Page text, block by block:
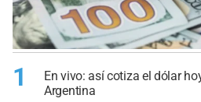
1
En vivo: así cotiza el dólar
Argentina